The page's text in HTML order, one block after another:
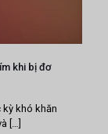
khi bị đơ
kỳ khó khăn